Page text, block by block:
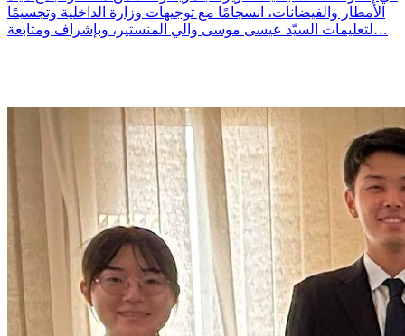
الأمطار والفيضانات، انسجامًا مع توجيهات وزارة الداخلية وتجسيمًا
لتعليمات السيّد عيسى موسى والي المنستير، وبإشراف ومتابعة…